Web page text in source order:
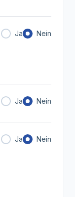
Ja Nein
Ja Nein
Ja Nein